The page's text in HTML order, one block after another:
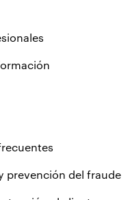
prevención del fraude